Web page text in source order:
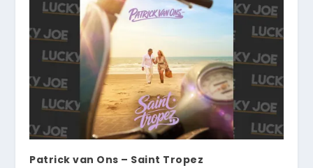
Patrick van Ons – Saint Tropez